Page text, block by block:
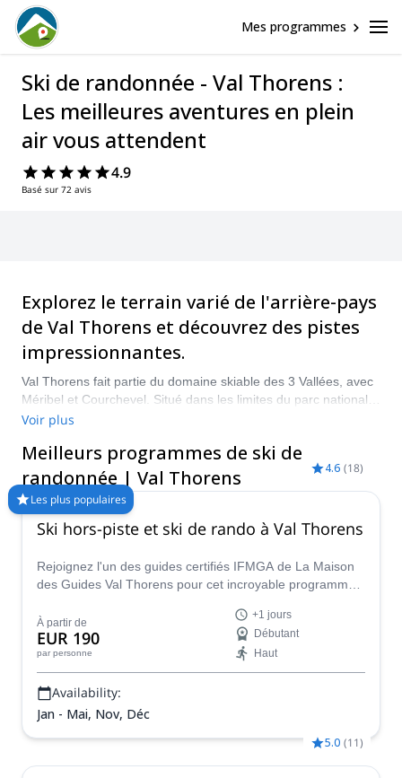
Mes programmes
Ski de randonnée - Val Thorens :
Les meilleures aventures en plein
air vous attendent
4.9
Basé sur 72 avis
Explorez le terrain varié de l'arrière-pays
de Val Thorens et découvrez des pistes
impressionnantes.
Val Thorens fait partie du domaine skiable des 3 Vallées, avec
Méribel et Courchevel. Situé dans les limites du parc national
de la Vanoise, dans le sud-est de la France, l'arrière-pays de
exceptionnelles. Remontez les pentes pour atteindre certains
des sommets les plus célèbres de la région et descendez les
pentes ouvertes, les forêts et les couloirs. Faites votre choix
parmi notre sélection de programmes ci-dessous et passez un
ou plusieurs jours à explorer l&#8217arrière-pays de Val
Thorens. Explore-Share.com ne promeut que des programmes
de montagne avec des guides certifiés.
Voir plus
Meilleurs programmes de ski de
randonnée | Val Thorens
Les plus populaires
4.6 (18)
Ski hors-piste et ski de rando à Val Thorens
Rejoignez l'un des guides certifiés IFMGA de La Maison
des Guides Val Thorens pour cet incroyable programme
pentes de Val Thorens.
À partir de
EUR 190
par personne
+1 jours
Débutant
Haut
Availability:
Jan - Mai, Nov, Déc
5.0 (11)